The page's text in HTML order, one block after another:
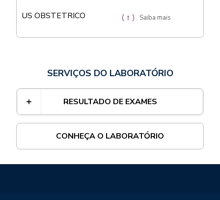
US OBSTETRICO Saiba mais
SERVIÇOS DO LABORATÓRIO
RESULTADO DE EXAMES
CONHEÇA O LABORATÓRIO